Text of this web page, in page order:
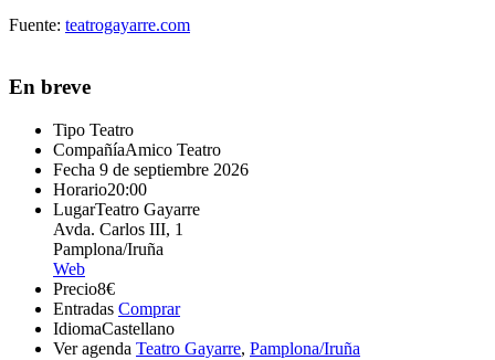
Fuente: teatrogayarre.com
En breve
Tipo Teatro
CompañíaAmico Teatro
Fecha 9 de septiembre 2026
Horario20:00
LugarTeatro Gayarre
Avda. Carlos III, 1
Pamplona/Iruña
Web
Precio8€
Entradas Comprar
IdiomaCastellano
Ver agenda Teatro Gayarre, Pamplona/Iruña